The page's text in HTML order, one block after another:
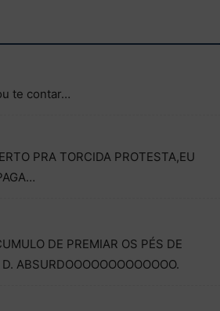
te contar…
PRA TORCIDA PROTESTA,EU
DE PREMIAR OS PÉS DE
ABSURDOOOOOOOOOOOOO.